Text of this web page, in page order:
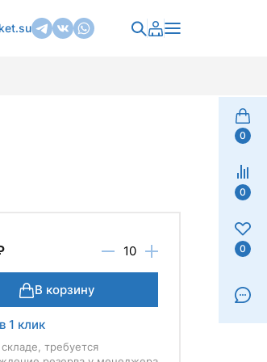
0
0
0
В корзину
1 клик
требуется